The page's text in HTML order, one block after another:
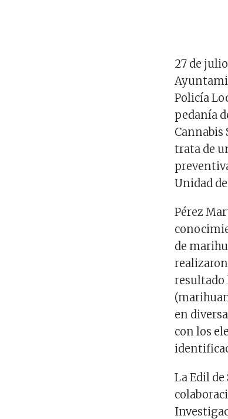
27 de
Policía
pedanía
Cannabis
trata de
Unidad
Pérez
de
resultado
en
con los
La Edil